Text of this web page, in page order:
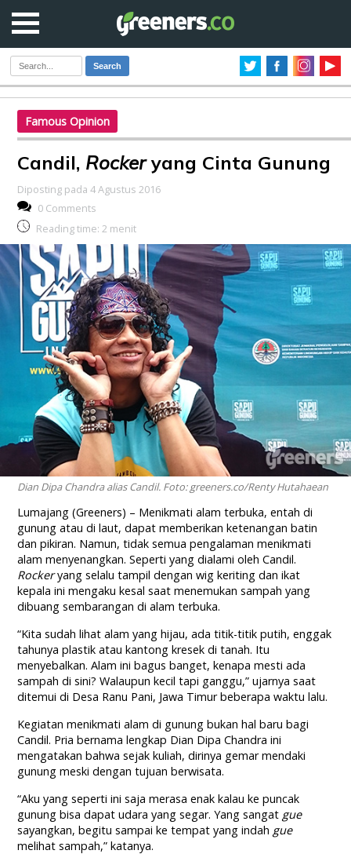
Search
Famous Opinion
Candil, Rockeryang Cinta Gunung
Diposting pada 4 Agustus 2016
0 Comments
Reading time: 2 menit
Dian Dipa Chandra alias Candil. Foto: greeners.co/Renty Hutahaean
Lumajang (Greeners) – Menikmati alam terbuka, entah di
gunung atau di laut, dapat memberikan ketenangan batin
dan pikiran. Namun, tidak semua pengalaman menikmati
alam menyenangkan. Seperti yang dialami oleh Candil.
Rockeryang selalu tampil dengan wig keriting dan ikat
kepala ini mengaku kesal saat menemukan sampah yang
dibuang sembarangan di alam terbuka.
“Kita sudah lihat alam yang hijau, ada titik-titik putih, enggak
tahunya plastik atau kantong kresek di tanah. Itu
menyebalkan. Alam ini bagus banget, kenapa mesti ada
sampah di sini? Walaupun kecil tapi ganggu,” ujarnya saat
ditemui di Desa Ranu Pani, Jawa Timur beberapa waktu lalu.
Kegiatan menikmati alam di gunung bukan hal baru bagi
Candil. Pria bernama lengkap Dian Dipa Chandra ini
mengatakan bahwa sejak kuliah, dirinya gemar mendaki
gunung meski dengan tujuan berwisata.
“Aku yang seperti ini saja merasa enak kalau ke puncak
gunung bisa dapat udara yang segar. Yang sangat gue
sayangkan, begitu sampai ke tempat yang indah gue
melihat sampah,” katanya.